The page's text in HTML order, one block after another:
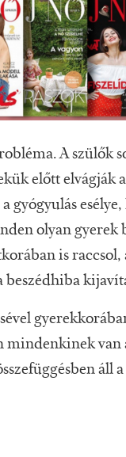
A szülők
előtt elvágják
gyógyulás
olyan gyerek
is
beszédhiba
van